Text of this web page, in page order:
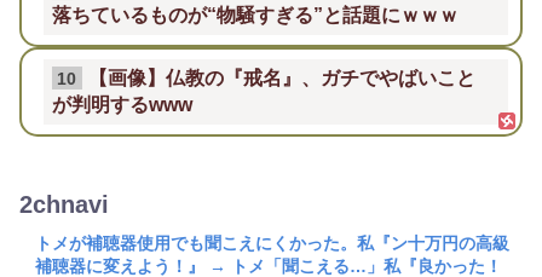
落ちているものが“物騒すぎる”と話題にｗｗｗ
10
【画像】仏教の『戒名』、ガチでやばいこと
が判明するwww
2chnavi
トメが補聴器使用でも聞こえにくかった。私『ン十万円の高級
補聴器に変えよう！』 → トメ「聞こえる…」私『良かった！